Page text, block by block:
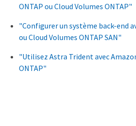
ONTAP ou Cloud Volumes ONTAP"
"Configurer un système back-end
ou Cloud Volumes ONTAP SAN"
"Utilisez Astra Trident avec
ONTAP"